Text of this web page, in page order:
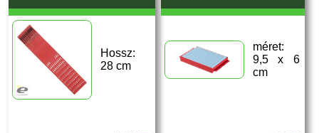
Hossz:
28 cm
méret:
9,5 x 6
cm